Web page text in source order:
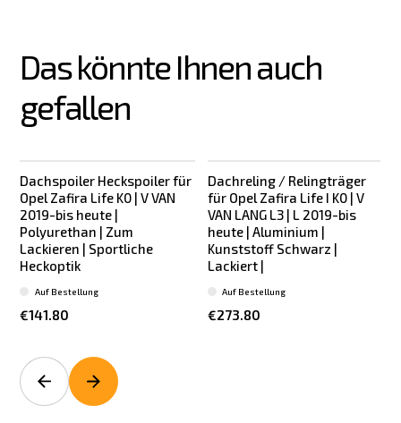
Das könnte Ihnen auch
gefallen
Dachspoiler Heckspoiler für
Opel Zafira Life K0 | V VAN
2019-bis heute |
Polyurethan | Zum
Lackieren | Sportliche
Heckoptik
€141.80
Auf Bestellung
Dachreling / Relingträger
für Opel Zafira Life I K0 | V
VAN LANG L3 | L 2019-bis
heute | Aluminium |
Kunststoff Schwarz |
Lackiert |
€273.80
Auf Bestellung